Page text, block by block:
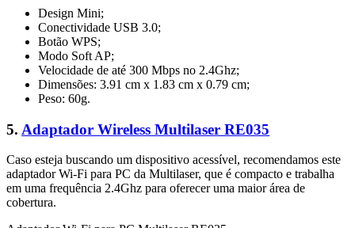
Design Mini;
Conectividade USB 3.0;
Botão WPS;
Modo Soft AP;
Velocidade de até 300 Mbps no 2.4Ghz;
Dimensões: 3.91 cm x 1.83 cm x 0.79 cm;
Peso: 60g.
5. Adaptador Wireless Multilaser RE035
Caso esteja buscando um dispositivo acessível, recomendamos este
adaptador Wi-Fi para PC da Multilaser, que é compacto e trabalha
em uma frequência 2.4Ghz para oferecer uma maior área de
cobertura.